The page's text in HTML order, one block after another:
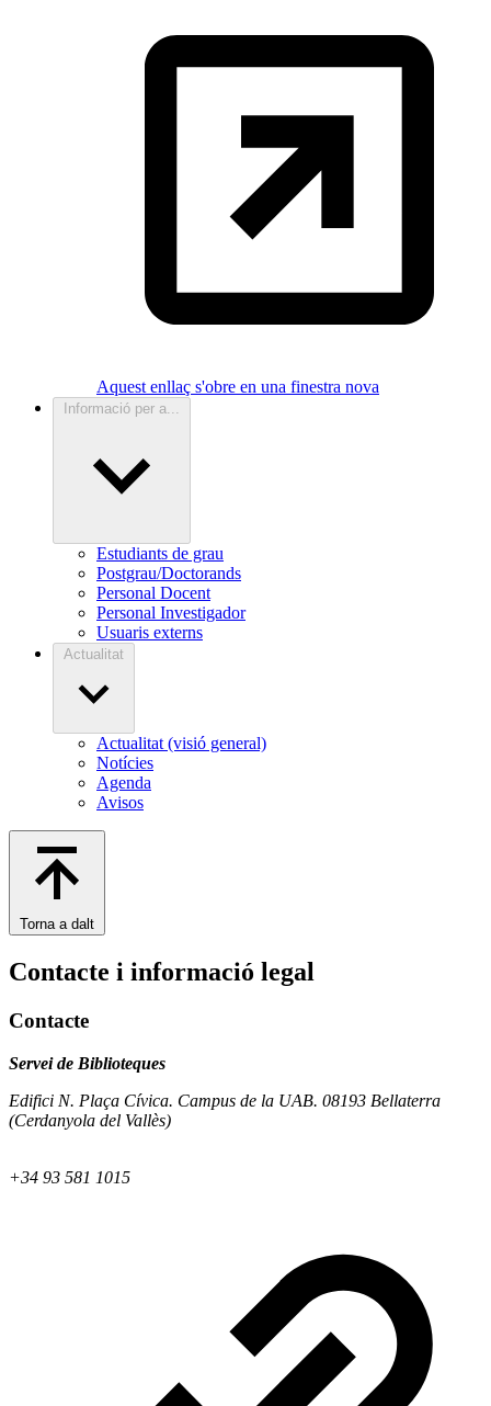
Aquest enllaç s'obre en una finestra nova
Informació per a...
Estudiants de grau
Postgrau/Doctorands
Personal Docent
Personal Investigador
Usuaris externs
Actualitat
Actualitat (visió general)
Notícies
Agenda
Avisos
Torna a dalt
Contacte i informació legal
Contacte
Servei de Biblioteques
Edifici N. Plaça Cívica. Campus de la UAB. 08193 Bellaterra
(Cerdanyola del Vallès)
+34 93 581 1015